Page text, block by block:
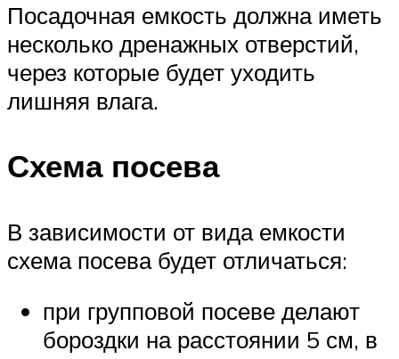
Посадочная емкость должна иметь
несколько дренажных отверстий,
через которые будет уходить
лишняя влага.
Схема посева
В зависимости от вида емкости
схема посева будет отличаться:
при групповой посеве делают
бороздки на расстоянии 5 см, в